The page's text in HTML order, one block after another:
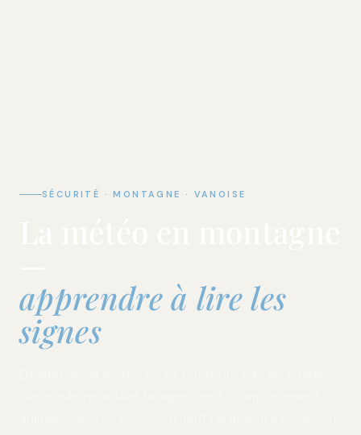
SÉCURITÉ · MONTAGNE · VANOISE
apprendre à lire les
signes